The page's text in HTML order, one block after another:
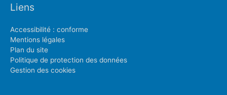
Liens
Accessibilité : conforme
Mentions légales
Plan du site
Politique de protection des données
Gestion des cookies